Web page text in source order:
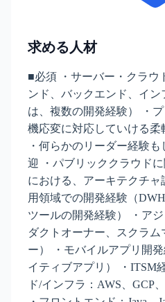
求める人材
■必須 ・サーバー・クラウ
ンド、バックエンド、イ
は、複数の開発経験） ・
機応変に対応していける
・何らかのリーダー経験
迎 ・パブリッククラウド
における、アーキテクチ
用領域での開発経験（
ツールの開発経験） ・ア
ダクトオーナー、スクラ
ー） ・モバイルアプリ開
イティブアプリ） ・ITSM
ド/インフラ：AWS、GCP